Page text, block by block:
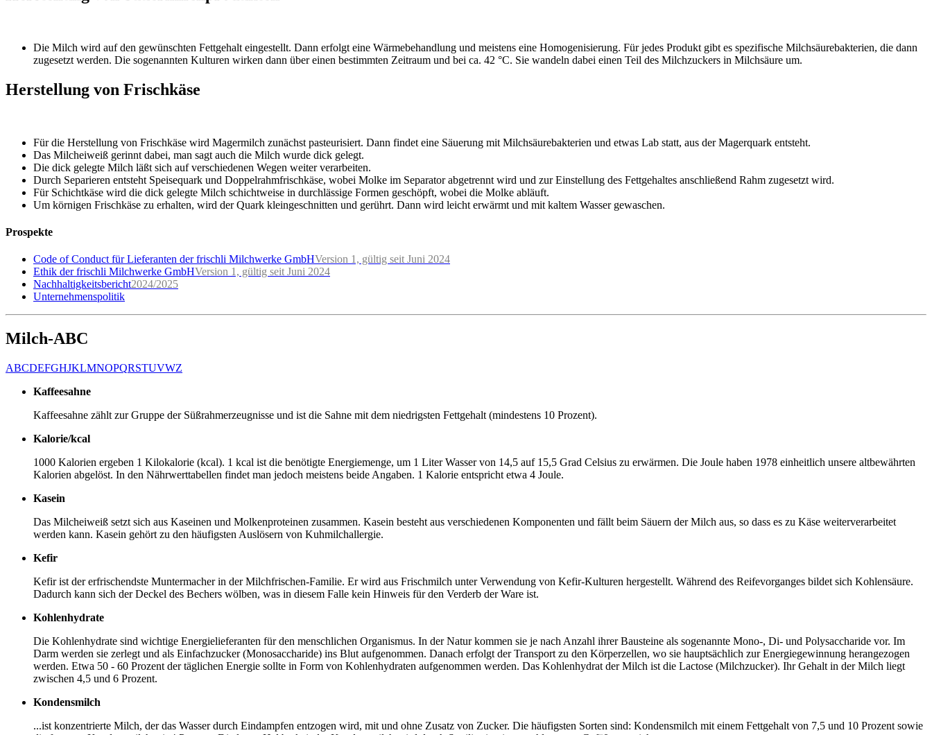
Die Milch wird auf den gewünschten Fettgehalt eingestellt. Dann erfolgt eine Wärmebehandlung und meistens eine Homogenisierung. Für jedes Produkt gibt es spezifische Milchsäurebakterien, die dann
zugesetzt werden. Die sogenannten Kulturen wirken dann über einen bestimmten Zeitraum und bei ca. 42 °C. Sie wandeln dabei einen Teil des Milchzuckers in Milchsäure um.
Herstellung von Frischkäse
Für die Herstellung von Frischkäse wird Magermilch zunächst pasteurisiert. Dann findet eine Säuerung mit Milchsäurebakterien und etwas Lab statt, aus der Magerquark entsteht.
Das Milcheiweiß gerinnt dabei, man sagt auch die Milch wurde dick gelegt.
Die dick gelegte Milch läßt sich auf verschiedenen Wegen weiter verarbeiten.
Durch Separieren entsteht Speisequark und Doppelrahmfrischkäse, wobei Molke im Separator abgetrennt wird und zur Einstellung des Fettgehaltes anschließend Rahm zugesetzt wird.
Für Schichtkäse wird die dick gelegte Milch schichtweise in durchlässige Formen geschöpft, wobei die Molke abläuft.
Um körnigen Frischkäse zu erhalten, wird der Quark kleingeschnitten und gerührt. Dann wird leicht erwärmt und mit kaltem Wasser gewaschen.
Prospekte
Code of Conduct für Lieferanten der frischli Milchwerke GmbHVersion 1, gültig seit Juni 2024
Ethik der frischli Milchwerke GmbHVersion 1, gültig seit Juni 2024
Nachhaltigkeitsbericht2024/2025
Unternehmenspolitik
Milch-ABC
ABCDEFGHJKLMNOPQRSTUVWZ
Kaffeesahne
Kaffeesahne zählt zur Gruppe der Süßrahmerzeugnisse und ist die Sahne mit dem niedrigsten Fettgehalt (mindestens 10 Prozent).
Kalorie/kcal
1000 Kalorien ergeben 1 Kilokalorie (kcal). 1 kcal ist die benötigte Energiemenge, um 1 Liter Wasser von 14,5 auf 15,5 Grad Celsius zu erwärmen. Die Joule haben 1978 einheitlich unsere altbewährten
Kalorien abgelöst. In den Nährwerttabellen findet man jedoch meistens beide Angaben. 1 Kalorie entspricht etwa 4 Joule.
Kasein
Das Milcheiweiß setzt sich aus Kaseinen und Molkenproteinen zusammen. Kasein besteht aus verschiedenen Komponenten und fällt beim Säuern der Milch aus, so dass es zu Käse weiterverarbeitet
werden kann. Kasein gehört zu den häufigsten Auslösern von Kuhmilchallergie.
Kefir
Kefir ist der erfrischendste Muntermacher in der Milchfrischen-Familie. Er wird aus Frischmilch unter Verwendung von Kefir-Kulturen hergestellt. Während des Reifevorganges bildet sich Kohlensäure.
Dadurch kann sich der Deckel des Bechers wölben, was in diesem Falle kein Hinweis für den Verderb der Ware ist.
Kohlenhydrate
Die Kohlenhydrate sind wichtige Energielieferanten für den menschlichen Organismus. In der Natur kommen sie je nach Anzahl ihrer Bausteine als sogenannte Mono-, Di- und Polysaccharide vor. Im
Darm werden sie zerlegt und als Einfachzucker (Monosaccharide) ins Blut aufgenommen. Danach erfolgt der Transport zu den Körperzellen, wo sie hauptsächlich zur Energiegewinnung herangezogen
werden. Etwa 50 - 60 Prozent der täglichen Energie sollte in Form von Kohlenhydraten aufgenommen werden. Das Kohlenhydrat der Milch ist die Lactose (Milchzucker). Ihr Gehalt in der Milch liegt
zwischen 4,5 und 6 Prozent.
Kondensmilch
...ist konzentrierte Milch, der das Wasser durch Eindampfen entzogen wird, mit und ohne Zusatz von Zucker. Die häufigsten Sorten sind: Kondensmilch mit einem Fettgehalt von 7,5 und 10 Prozent sowie